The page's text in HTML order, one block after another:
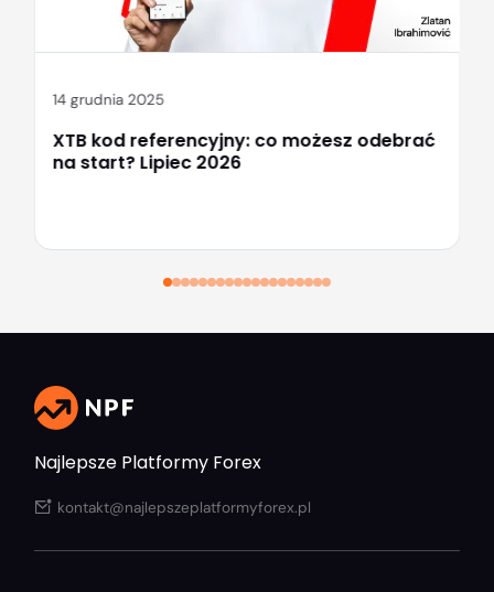
14 grudnia 2025
XTB kod referencyjny: co możesz odebrać
na start? Lipiec 2026
Najlepsze Platformy Forex
kontakt@najlepszeplatformyforex.pl